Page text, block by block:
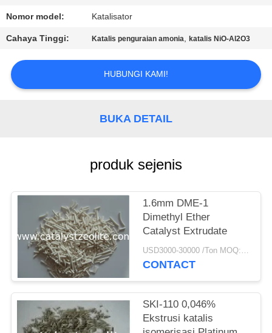
KASUS
Nomor model: Katalisator
Cahaya Tinggi: Katalis penguraian amonia,katalis NiO-Al2O3
HUBUNGI KAMI!
BUKA DETAIL
produk sejenis
1.6mm DME-1
Dimethyl Ether
Catalyst Extrudate
USD3000-30000 /Ton MOQ:1 KG
CONTACT
SKI-110 0,046%
Ekstrusi katalis